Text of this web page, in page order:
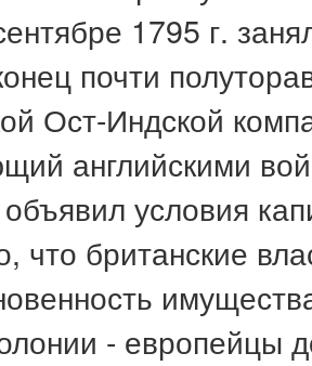
1795 г.
почти
Ост-Индской
английскими
условия
что британские
- европейцы